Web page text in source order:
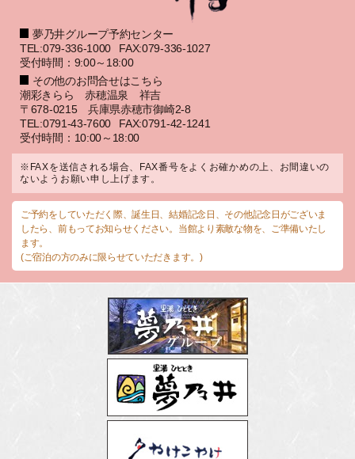
夢乃井グループ予約センター
TEL:079-336-1000
FAX:079-336-1027
受付時間：9:00～18:00
その他のお問合せはこちら
潮彩きらら 赤穂温泉 祥吉
〒678-0215 兵庫県赤穂市御崎2-8
TEL:0791-43-7600
FAX:0791-42-1241
受付時間：10:00～18:00
※FAXを送信される場合、FAX番号をよくお確かめの上、お間違いの
ないようお願い申し上げます。
ご予約をしていただく際、誕生日、結婚記念日、その他記念日がございま
したら、前もってお知らせください。当館より素敵な物を、ご準備いたし
ます。
(ご宿泊の方のみに限らせていただきます。)